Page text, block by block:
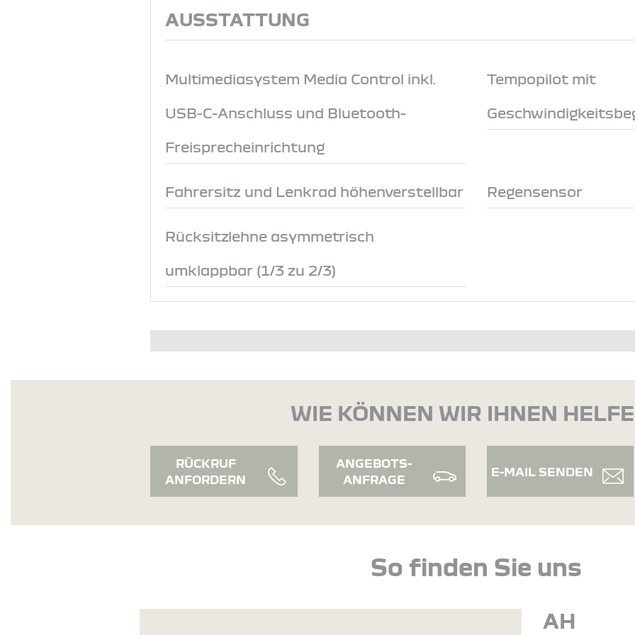
AUSSTATTUNG
Multimediasystem Media Control inkl.
USB-C-Anschluss und Bluetooth-
Freisprecheinrichtung
Tempopilot mit
Fahrersitz und Lenkrad höhenverstellbar Regensensor
Rücksitzlehne asymmetrisch
umklappbar (1/3 zu 2/3)
WIE KÖNNEN WIR IHNEN
RÜCKRUF
ANFORDERN
ANGEBOTS-
ANFRAGE
E-MAIL SENDEN
So finden Sie uns
AH